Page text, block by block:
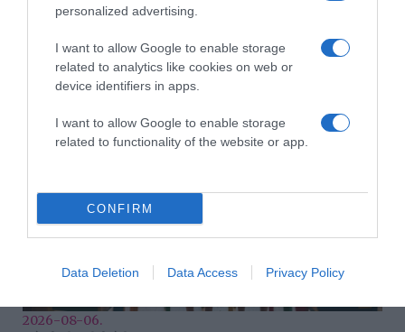
personalized advertising.
I want to allow Google to enable storage
related to analytics like cookies on web or
device identifiers in apps.
I want to allow Google to enable storage
related to functionality of the website or app.
CONFIRM
Data Deletion Data Access Privacy Policy
2026-08-06.
Ahány ház, annyi hűsítő
2026-08-06.